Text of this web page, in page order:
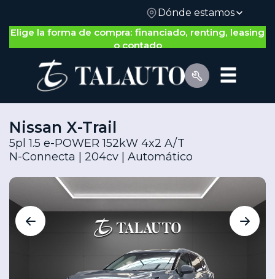
Dónde estamos
Nos adaptamos a ti: gestión 100% on-line o física
Elige la forma de compra: financiado, renting, leasing
o contado
Por Tipo de Vehículo
Nissan X-Trail
5pl 1.5 e-POWER 152kW 4x2 A/T
N-Connecta | 204cv | Automático